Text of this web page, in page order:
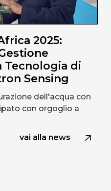
2025:
Tecnologia di
Sensing
dell'acqua con
con orgoglio a
vai alla news